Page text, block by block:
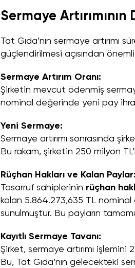
Sermaye Artırımının
Tat Gıda’nın sermaye artırımı
güçlendirilmesi açısından
Sermaye Artırım Oranı:
Şirketin mevcut ödenmiş
nominal değerinde yeni pay
Yeni Sermaye:
Sermaye artırımı sonrasında
Bu rakam, şirketin 250 milyon
Rüçhan Hakları ve Kalan Paylar:
Tasarruf sahiplerinin rüçhan
kalan 5.864.273,635 TL
sunulmuştur. Bu payların
Kayıtlı Sermaye Tavanı:
Şirket, sermaye artırımı
Bu, Tat Gıda’nın gelecekteki